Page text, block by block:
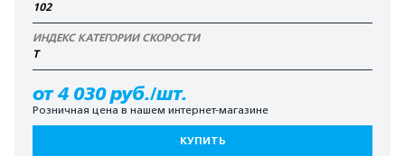
102
ИНДЕКС КАТЕГОРИИ СКОРОСТИ
T
от 4 030 руб./шт.
Розничная цена в нашем интернет-магазине
КУПИТЬ